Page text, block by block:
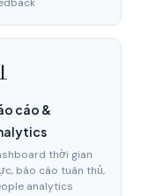
cáo &
thời gian
báo cáo tuân thủ,
analytics